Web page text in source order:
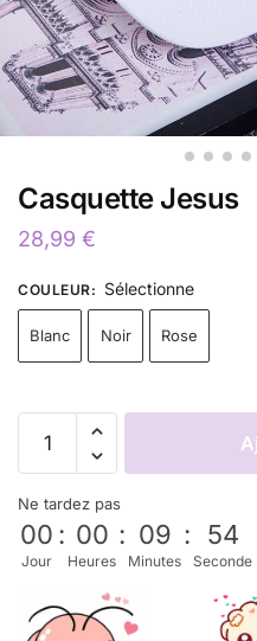
Casquette Jesus
28,99 €
COULEUR: Sélectionne
Blanc Noir Rose
Ne tardez pas
00
Jour
: 00
Heures
: 09
Minutes
: 53
Seconde